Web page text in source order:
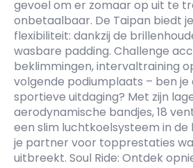
gevoel om er zomaar op uit te
onbetaalbaar. De Taipan biedt
flexibiliteit: dankzij de
wasbare padding. Challenge
beklimmingen, intervaltraining
volgende podiumplaats – ben je
sportieve uitdaging? Met zijn
aerodynamische bandjes, 18
een slim luchtkoelsysteem in de
je partner voor topprestaties
uitbreekt. Soul Ride: Ontdek